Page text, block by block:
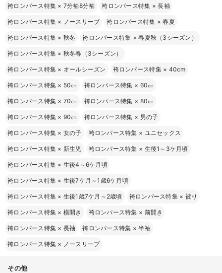
袴ロンパース特集 × 7分袖8分袖 袴ロンパース特集 ×長袖
袴ロンパース特集 × ノースリーブ 袴ロンパース特集 ×春夏
袴ロンパース特集 × 秋冬 袴ロンパース特集 ×春夏秋（3シーズン）
袴ロンパース特集 × 秋冬春（3シーズン）
袴ロンパース特集 × オールシーズン 袴ロンパース特集 × 40cm
袴ロンパース特集 × 50㎝ 袴ロンパース特集 × 60㎝
袴ロンパース特集 × 70㎝ 袴ロンパース特集 × 80㎝
袴ロンパース特集 × 90㎝ 袴ロンパース特集 × 男の子
袴ロンパース特集 × 女の子 袴ロンパース特集 × ユニセックス
袴ロンパース特集 × 新生児 袴ロンパース特集 × 生後1～3ケ月頃
袴ロンパース特集 × 生後4～6ケ月頃
袴ロンパース特集 × 生後7ケ月～1歳6ケ月頃
袴ロンパース特集 × 生後1歳7ケ月～2歳頃 袴ロンパース特集 × 被り
袴ロンパース特集 × 横開き 袴ロンパース特集 × 前開き
袴ロンパース特集 × 長袖 袴ロンパース特集 ×半袖
袴ロンパース特集 × ノースリーブ
その他